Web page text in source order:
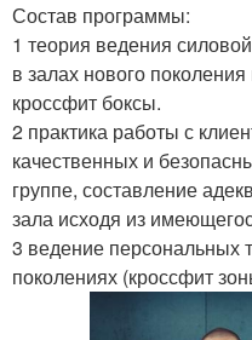
Состав программы:
1 теория ведения
в залах нового
кроссфит боксы.
2 практика работы с
качественных и
группе, составление
зала исходя из
3 ведение персональных
поколениях (кроссфит